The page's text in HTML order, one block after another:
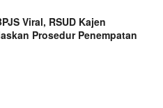
Viral, RSUD Kajen
Prosedur Penempatan